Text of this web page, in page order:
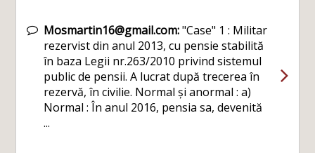
Mosmartin16@gmail.com:"Case" 1 : Militar
rezervist din anul 2013, cu pensie stabilită
în baza Legii nr.263/2010 privind sistemul
public de pensii. A lucrat după trecerea în
rezervă, în civilie. Normal și anormal : a)
Normal : În anul 2016, pensia sa, devenită
...